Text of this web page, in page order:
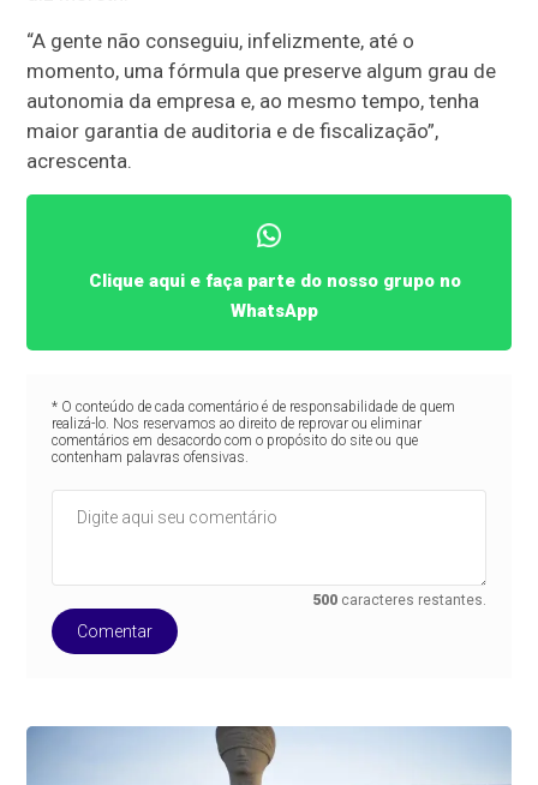
“A gente não conseguiu, infelizmente, até o
momento, uma fórmula que preserve algum grau de
autonomia da empresa e, ao mesmo tempo, tenha
maior garantia de auditoria e de fiscalização”,
acrescenta.
Clique aqui e faça parte do nosso grupo no
WhatsApp
* O conteúdo de cada comentário é de responsabilidade de quem
realizá-lo. Nos reservamos ao direito de reprovar ou eliminar
comentários em desacordo com o propósito do site ou que
contenham palavras ofensivas.
500 caracteres restantes.
Comentar